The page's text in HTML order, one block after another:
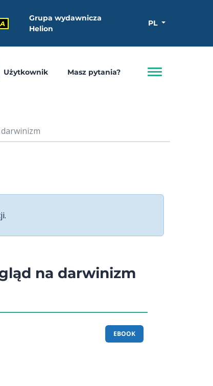
A
Grupa wydawnicza
Helion
PL
Użytkownik Masz pytania?
na darwinizm
EBOOK